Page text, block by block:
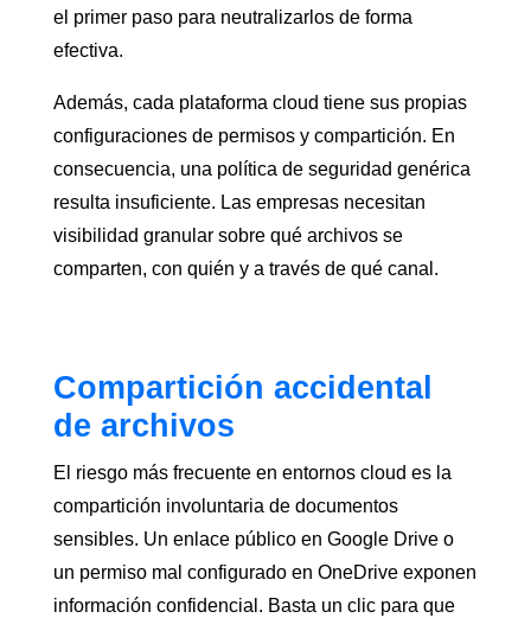
el primer paso para neutralizarlos de forma
efectiva.
Además, cada plataforma cloud tiene sus propias
configuraciones de permisos y compartición. En
consecuencia, una política de seguridad genérica
resulta insuficiente. Las empresas necesitan
visibilidad granular sobre qué archivos se
comparten, con quién y a través de qué canal.
Compartición accidental
de archivos
El riesgo más frecuente en entornos cloud es la
compartición involuntaria de documentos
sensibles. Un enlace público en Google Drive o
un permiso mal configurado en OneDrive exponen
información confidencial. Basta un clic para que